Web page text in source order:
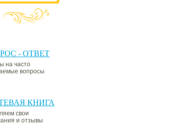
- ОТВЕТ
на часто
вопросы
КНИГА
свои
и отзывы